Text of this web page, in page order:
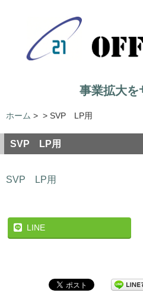
事業拡大を
ホーム > > SVP LP用
SVP LP用
SVP LP用
LINE